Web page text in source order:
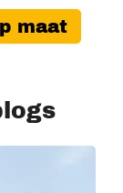
maat